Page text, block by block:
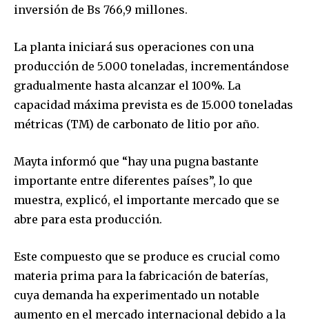
Join our community of
SUBSCRIBERS and be part of the
conversation.
inversión de Bs 766,9 millones.
La planta iniciará sus operaciones con una
producción de 5.000 toneladas, incrementándose
gradualmente hasta alcanzar el 100%. La
capacidad máxima prevista es de 15.000 toneladas
métricas (TM) de carbonato de litio por año.
Mayta informó que “hay una pugna bastante
importante entre diferentes países”, lo que
muestra, explicó, el importante mercado que se
abre para esta producción.
Este compuesto que se produce es crucial como
materia prima para la fabricación de baterías,
cuya demanda ha experimentado un notable
aumento en el mercado internacional debido a la